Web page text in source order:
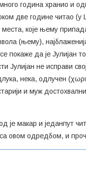
година хранио и
две године читао
места, које њему
(њему),
покаже да је Јулијан
Јулијан не исправи
нека, одлучен
и муж
је макар и једанпут
овом одредбом, и